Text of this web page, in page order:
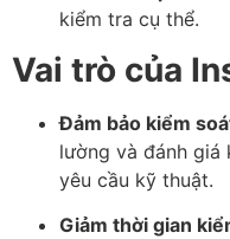
kiểm tra cụ thể.
Vai trò của
Đảm bảo kiểm
lường và đánh giá
yêu cầu kỹ thuật.
Giảm thời gian